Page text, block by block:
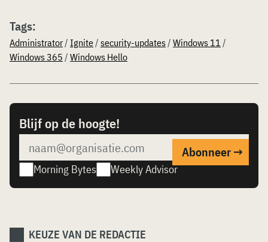
Tags:
Administrator/ Ignite/ security-updates/ Windows 11 /
Windows 365 / Windows Hello
Blijf op de hoogte!
Morning Bytes Weekly Advisor
KEUZE VAN DE REDACTIE